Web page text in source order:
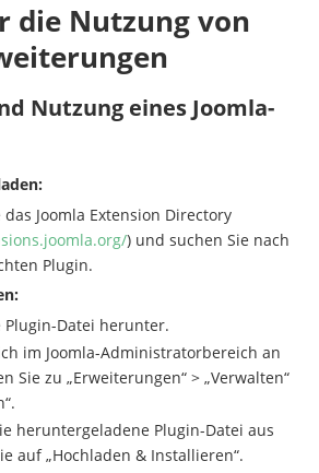
die Nutzung von
Nutzung eines Joomla-
das Joomla Extension Directory
) und suchen Sie nach
Plugin.
Plugin-Datei herunter.
im Joomla-Administratorbereich an
Sie zu „Erweiterungen“ > „Verwalten“
heruntergeladene Plugin-Datei aus
auf „Hochladen & Installieren“.